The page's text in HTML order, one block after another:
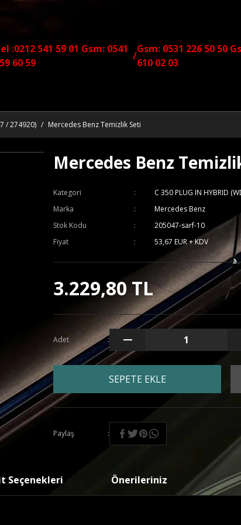
:0212 541 59 01 Gsm: 0541
60 59
/
Gsm: 0531 226 50 50
610 02 03
/ 274920) Mercedes Benz Temizlik Seti
Mercedes Benz
Kategori
C 350 PLUG IN HYBRID
Marka
Mercedes Benz
Stok Kodu
205047-sarf-10
Fiyat
53,67 EUR + KDV
3.229,80 TL
Adet
SEPETE EKLE
Paylaş
Seçenekleri Önerileriniz